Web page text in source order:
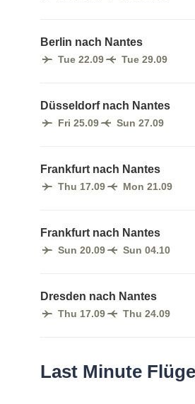
Berlin nach Nantes
Tue 22.09 Tue 29.09
Düsseldorf nach Nantes
Fri 25.09 Sun 27.09
Frankfurt nach Nantes
Thu 17.09 Mon 21.09
Frankfurt nach Nantes
Sun 20.09 Sun 04.10
Dresden nach Nantes
Thu 17.09 Thu 24.09
Last Minute